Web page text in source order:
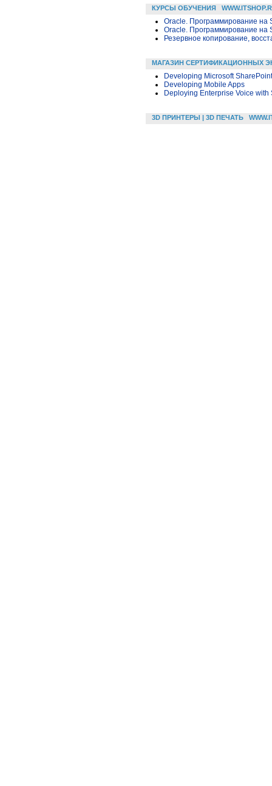
КУРСЫ ОБУЧЕНИЯ
Oracle. Программирование на
Oracle. Программирование на
Резервное копирование,
МАГАЗИН СЕРТИФИКАЦИОННЫХ
Developing Microsoft
Developing Mobile Apps
Deploying Enterprise Voice with
3D ПРИНТЕРЫ | 3D ПЕЧАТЬ